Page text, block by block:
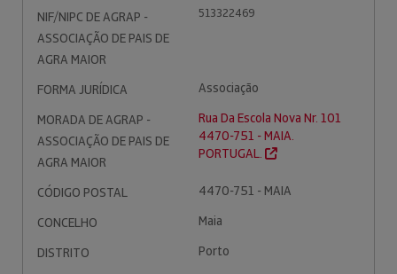
NIF/NIPC DE AGRAP -
ASSOCIAÇÃO DE PAIS DE
AGRA MAIOR
513322469
FORMA JURÍDICA
Associação
MORADA DE AGRAP -
ASSOCIAÇÃO DE PAIS DE
AGRA MAIOR
Rua Da Escola Nova Nr. 101
4470-751 - MAIA.
PORTUGAL.
CÓDIGO POSTAL
4470-751 - MAIA
CONCELHO
Maia
DISTRITO
Porto